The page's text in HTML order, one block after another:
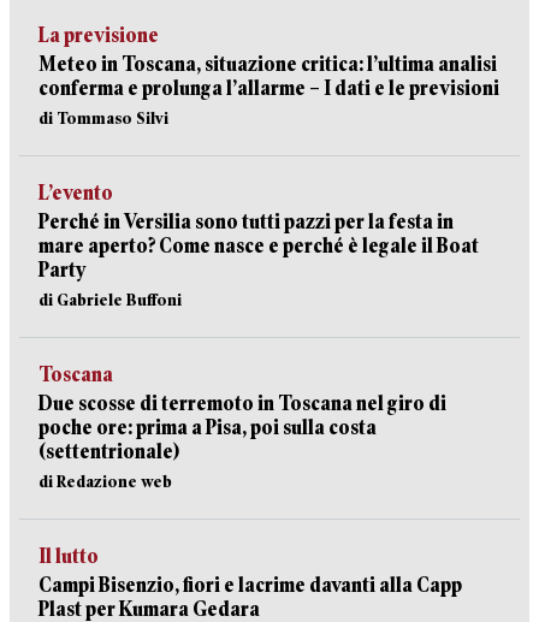
La previsione
Meteo in Toscana, situazione critica: l’ultima analisi
conferma e prolunga l’allarme – I dati e le previsioni
di Tommaso Silvi
L’evento
Perché in Versilia sono tutti pazzi per la festa in
mare aperto? Come nasce e perché è legale il Boat
Party
di Gabriele Buffoni
Toscana
Due scosse di terremoto in Toscana nel giro di
poche ore: prima a Pisa, poi sulla costa
(settentrionale)
di Redazione web
Il lutto
Campi Bisenzio, fiori e lacrime davanti alla Capp
Plast per Kumara Gedara